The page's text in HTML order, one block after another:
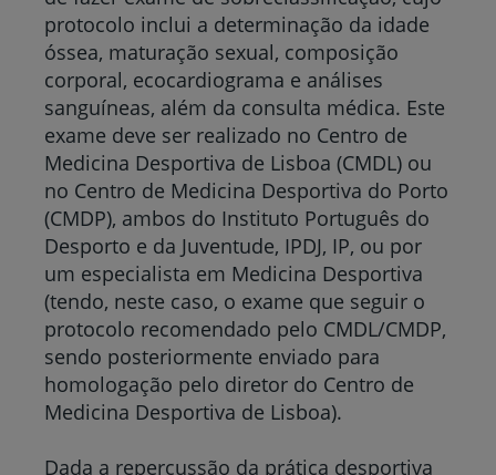
protocolo inclui a determinação da idade
óssea, maturação sexual, composição
corporal, ecocardiograma e análises
sanguíneas, além da consulta médica. Este
exame deve ser realizado no Centro de
Medicina Desportiva de Lisboa (CMDL) ou
no Centro de Medicina Desportiva do Porto
(CMDP), ambos do Instituto Português do
Desporto e da Juventude, IPDJ, IP, ou por
um especialista em Medicina Desportiva
(tendo, neste caso, o exame que seguir o
protocolo recomendado pelo CMDL/CMDP,
sendo posteriormente enviado para
homologação pelo diretor do Centro de
Medicina Desportiva de Lisboa).
Dada a repercussão da prática desportiva